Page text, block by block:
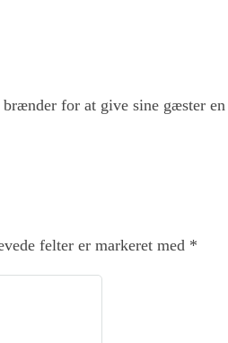
brænder for at give sine
felter er markeret med *